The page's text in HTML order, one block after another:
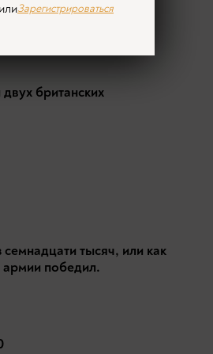
британских
тысяч, или как
победил.
Зарегистрироваться